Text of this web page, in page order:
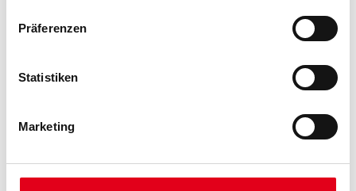
Präferenzen
Statistiken
Marketing
PRODUKTEIGENSCHAFTEN